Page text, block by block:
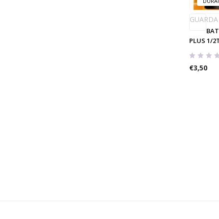
GUARDA
PLUS 1/
€3,50